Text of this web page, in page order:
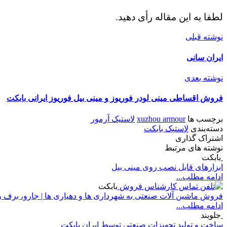
لطفا به این مقاله رأی دهید.
نوشته قبلی
ایران سانی
نوشته بعدی
فروش اقساطی مینی لودر فوریوز و مینی بیل فوریوز ایرانی بابکت
برچسب هاxuzhou armour لاستیک آرمور
دسته‌بندی لاستیک بابکت
اشتراک گذاری
نوشته های مرتبط
بابکت
ابزارهای قابل نصب روی مینی بیل
ادامه مطلب...
بابکت
فروش ماشین آلات صنعتی به شهرداری ها و دهیاری ها | جارو، برف
ادامه مطلب...
جلوبند
ساخت و تولید تجهیزات صنعتی توسط ایران بابکت